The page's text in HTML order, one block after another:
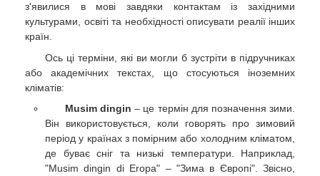
з'явилися в мові завдяки контактам із західними
культурами, освіті та необхідності описувати реалії інших
країн.
Ось ці терміни, які ви могли б зустріти в підручниках
або академічних текстах, що стосуються іноземних
кліматів:
Musim dingin – це термін для позначення зими.
Він використовується, коли говорять про зимовий
період у країнах з помірним або холодним кліматом,
де буває сніг та низькі температури. Наприклад,
"Musim dingin di Eropa" – "Зима в Європі". Звісно,